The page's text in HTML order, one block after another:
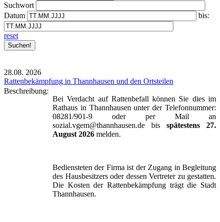
Suchwort
Datum
bis:
reset
28.08. 2026
Rattenbekämpfung in Thannhausen und den Ortsteilen
Beschreibung:
Bei Verdacht auf Rattenbefall können Sie dies im
Rathaus in Thannhausen unter der Telefonnummer:
08281/901-9 oder per Mail an
sozial.vgem@thannhausen.de bis spätestens 27.
August 2026 melden.
Bediensteten der Firma ist der Zugang in Begleitung
des Hausbesitzers oder dessen Vertreter zu gestatten.
Die Kosten der Rattenbekämpfung trägt die Stadt
Thannhausen.